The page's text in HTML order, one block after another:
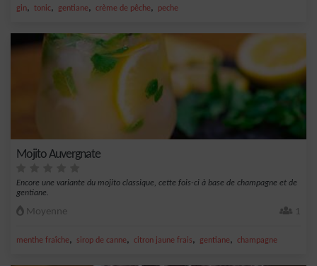
gin, tonic, gentiane, crème de pêche, peche
Mojito Auvergnate
Encore une variante du mojito classique, cette fois-ci à base de champagne et de
gentiane.
Moyenne 1
menthe fraîche, sirop de canne, citron jaune frais, gentiane, champagne